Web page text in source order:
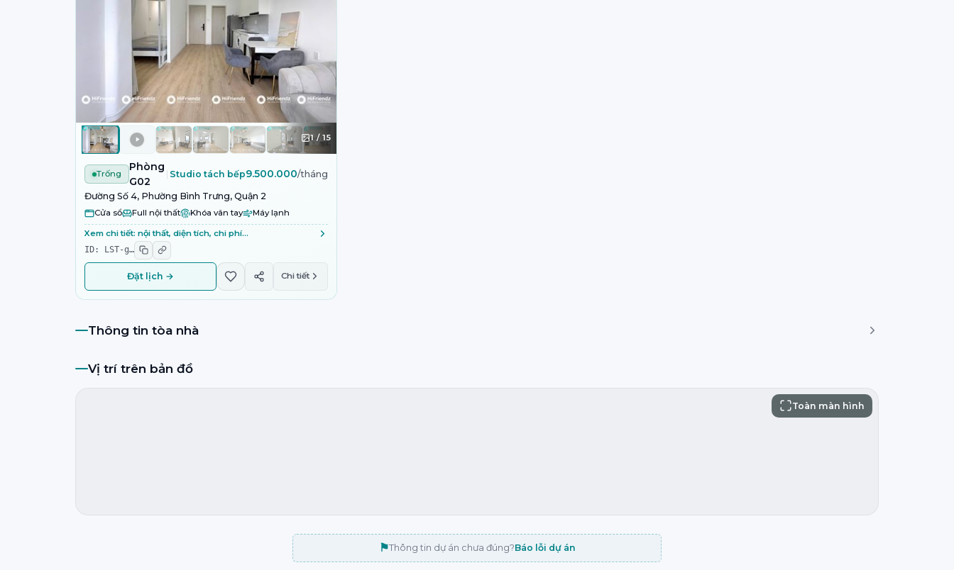
1 /15
Trống
Phòng
G02
Studio tách bếp9.500.000/tháng
Đường Số 4, Phường Bình Trưng, Quận 2
Cửa sổ Full nội thất Khóa vân tay Máy lạnh
Xem chi tiết: nội thất, diện tích, chi phí…
ID:
LST-g…
Đặt lịch → Chi tiết
Thông tin tòa nhà
Vị trí trên bản đồ
Toàn màn hình
⚑Thông tin dự án chưa đúng?Báo lỗi dự án